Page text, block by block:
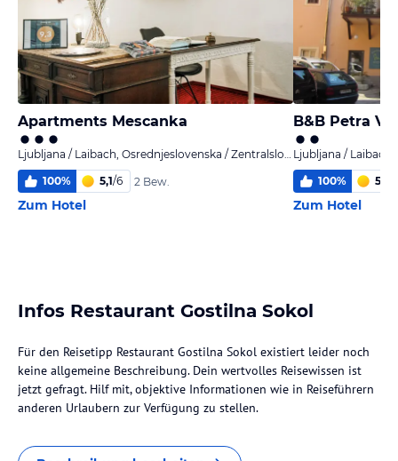
Apartments Mescanka
Ljubljana / Laibach, Osrednjeslovenska / Zentralslowenien
100% 5,1/6 2 Bew.
Zum Hotel
B&B Petra
100% 5,0
Zum Hotel
Infos Restaurant Gostilna Sokol
Für den Reisetipp Restaurant Gostilna Sokol existiert leider noch
keine allgemeine Beschreibung. Dein wertvolles Reisewissen ist
jetzt gefragt. Hilf mit, objektive Informationen wie in Reiseführern
anderen Urlaubern zur Verfügung zu stellen.